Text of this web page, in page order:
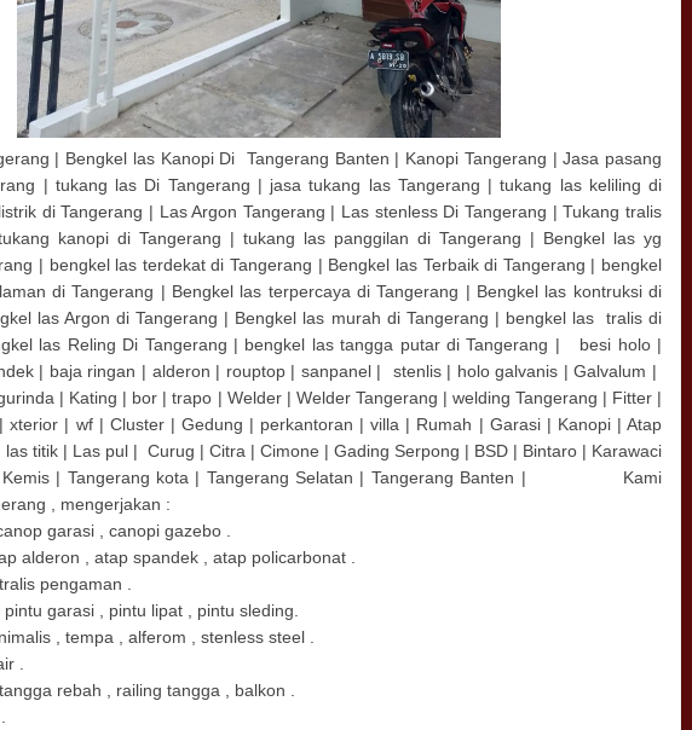
| Bengkel las Kanopi Di Tangerang Banten | Kanopi Tangerang | Jasa pasang
| tukang las Di Tangerang | jasa tukang las Tangerang | tukang las keliling di
di Tangerang | Las Argon Tangerang | Las stenless Di Tangerang | Tukang tralis
kanopi di Tangerang | tukang las panggilan di Tangerang | Bengkel las yg
| bengkel las terdekat di Tangerang | Bengkel las Terbaik di Tangerang | bengkel
di Tangerang | Bengkel las terpercaya di Tangerang | Bengkel las kontruksi di
las Argon di Tangerang | Bengkel las murah di Tangerang | bengkel las tralis di
las Reling Di Tangerang | bengkel las tangga putar di Tangerang | besi holo |
| baja ringan | alderon | rouptop | sanpanel | stenlis | holo galvanis | Galvalum |
| Kating | bor | trapo | Welder | Welder Tangerang | welding Tangerang | Fitter |
xterior | wf | Cluster | Gedung | perkantoran | villa | Rumah | Garasi | Kanopi | Atap
titik | Las pul | Curug | Citra | Cimone | Gading Serpong | BSD | Bintaro | Karawaci
Kemis | Tangerang kota | Tangerang Selatan | Tangerang Banten | Kami
, mengerjakan :
garasi , canopi gazebo .
alderon , atap spandek , atap policarbonat .
pengaman .
garasi , pintu lipat , pintu sleding.
, tempa , alferom , stenless steel .
.
rebah , railing tangga , balkon .